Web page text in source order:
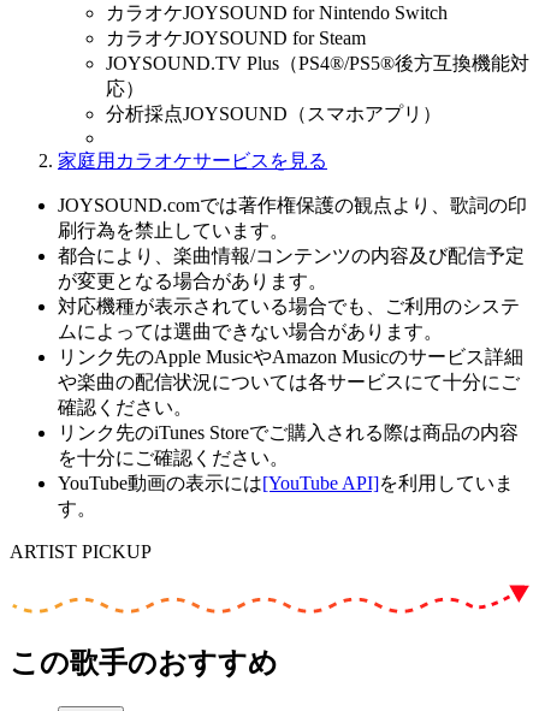
カラオケJOYSOUND for Nintendo Switch
カラオケJOYSOUND for Steam
JOYSOUND.TV Plus（PS4®/PS5®後方互換機能対
応）
分析採点JOYSOUND（スマホアプリ）
家庭用カラオケサービスを見る
JOYSOUND.comでは著作権保護の観点より、歌詞の印
刷行為を禁止しています。
都合により、楽曲情報/コンテンツの内容及び配信予定
が変更となる場合があります。
対応機種が表示されている場合でも、ご利用のシステ
ムによっては選曲できない場合があります。
リンク先のApple MusicやAmazon Musicのサービス詳細
や楽曲の配信状況については各サービスにて十分にご
確認ください。
リンク先のiTunes Storeでご購入される際は商品の内容
を十分にご確認ください。
YouTube動画の表示には[YouTube API]を利用していま
す。
ARTIST PICKUP
この歌手のおすすめ